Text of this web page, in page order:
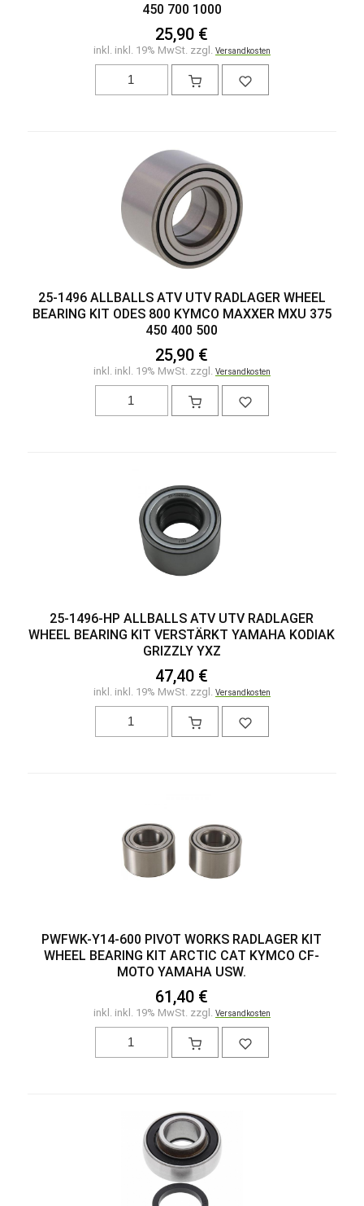
450 700 1000
25,90 €
inkl. inkl. 19% MwSt. zzgl. Versandkosten
25-1496 ALLBALLS ATV UTV RADLAGER WHEEL
BEARING KIT ODES 800 KYMCO MAXXER MXU 375
450 400 500
25,90 €
inkl. inkl. 19% MwSt. zzgl. Versandkosten
25-1496-HP ALLBALLS ATV UTV RADLAGER
WHEEL BEARING KIT VERSTÄRKT YAMAHA KODIAK
GRIZZLY YXZ
47,40 €
inkl. inkl. 19% MwSt. zzgl. Versandkosten
PWFWK-Y14-600 PIVOT WORKS RADLAGER KIT
WHEEL BEARING KIT ARCTIC CAT KYMCO CF-
MOTO YAMAHA USW.
61,40 €
inkl. inkl. 19% MwSt. zzgl. Versandkosten